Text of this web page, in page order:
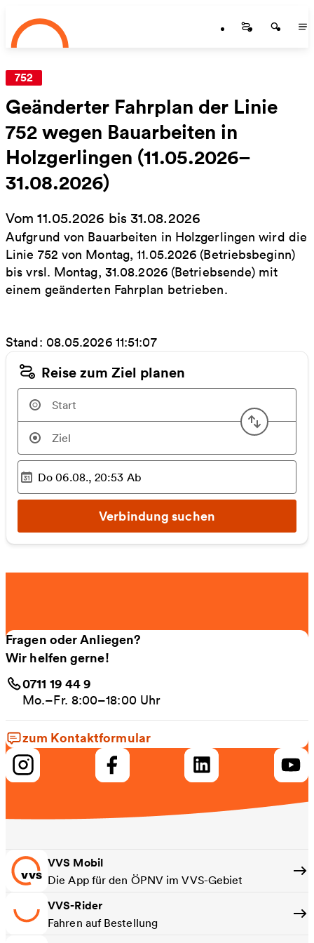
Zum Hauptinhalt springen
Startseite
752
Geänderter Fahrplan der Linie
752 wegen Bauarbeiten in
Holzgerlingen (11.05.2026–
31.08.2026)
Vom 11.05.2026 bis 31.08.2026
Aufgrund von Bauarbeiten in Holzgerlingen wird die
Linie 752 von Montag, 11.05.2026 (Betriebsbeginn)
bis vrsl. Montag, 31.08.2026 (Betriebsende) mit
einem geänderten Fahrplan betrieben.
Stand: 08.05.2026 11:51:07
Reise zum Ziel planen
Start
Ausgewählter Zeitpunkt
Do 06.08., 20:53 Ab
Verbindung suchen
Fragen oder Anliegen?
Wir helfen gerne!
0711 19 44 9
Mo.–Fr. 8:00–18:00 Uhr
zum Kontaktformular
VVS Mobil
Die App für den ÖPNV im VVS-Gebiet
VVS-Rider
Fahren auf Bestellung